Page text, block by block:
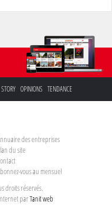
OPINIONS TENDANCE
des entreprises
du site
vous au mensuel
droits réservés.
parTanit web